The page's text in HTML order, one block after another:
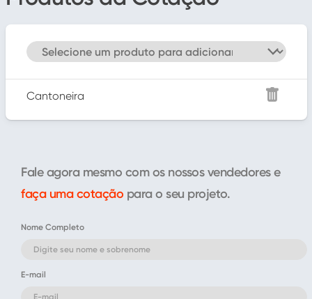
Cantoneira
Fale agora mesmo com os nossos vendedores e
faça uma cotação para o seu projeto.
Nome Completo
E-mail